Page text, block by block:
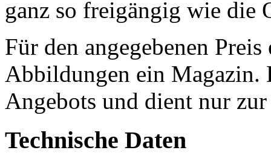
ganz so freigängig wie die
Für den angegebenen
Abbildungen ein Magazin.
Angebots und dient nur
Technische Daten